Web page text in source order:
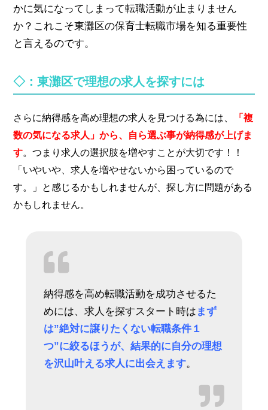
かに気になってしまって転職活動が止まりません
か？これこそ東灘区の保育士転職市場を知る重要性
と言えるのです。
◇：東灘区で理想の求人を探すには
さらに納得感を高め理想の求人を見つける為には、
「複
数の気になる求人」から、自ら選ぶ事が納得感が上げま
す。つまり求人の選択肢を増やすことが大切です！！
「いやいや、求人を増やせないから困っているので
す。」と感じるかもしれませんが、探し方に問題がある
かもしれません。
納得感を高め転職活動を成功させるた
めには、求人を探すスタート時は まず
は”絶対に譲りたくない転職条件１
つ”に絞るほうが、結果的に自分の理想
を沢山叶える求人に出会えます。